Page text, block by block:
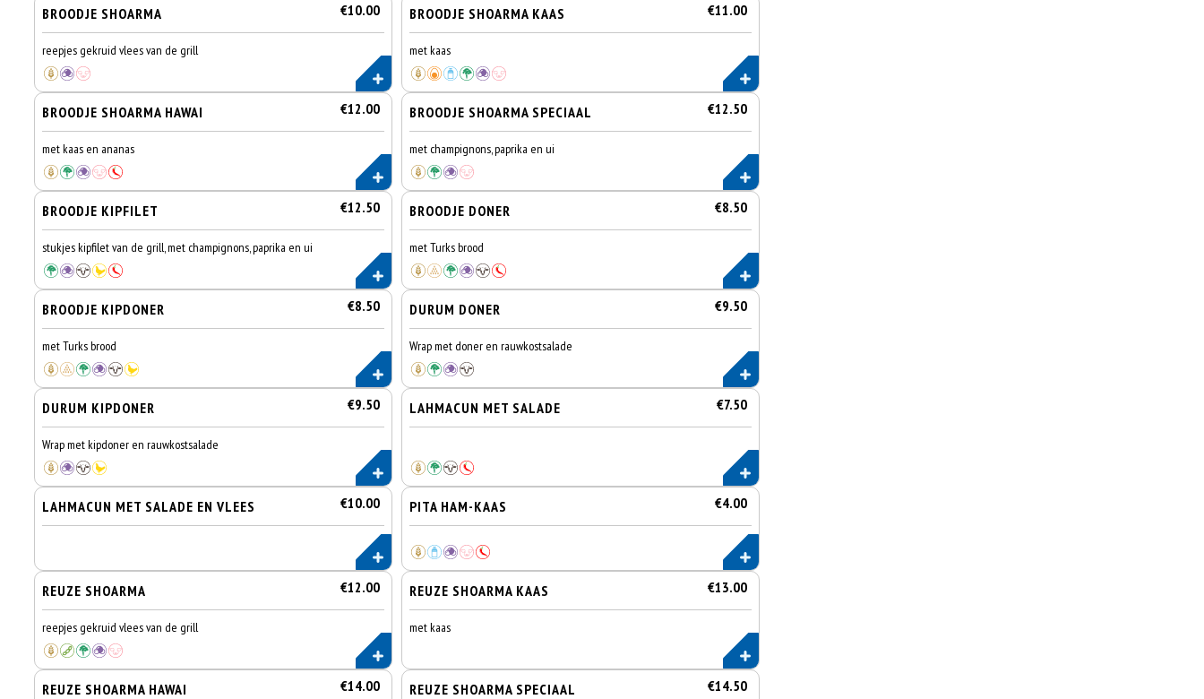
BROODJE SHOARMA €10.00
reepjes gekruid vlees van de grill
BROODJE SHOARMA KAAS €11.00
met kaas
BROODJE SHOARMA HAWAI €12.00
met kaas en ananas
BROODJE SHOARMA SPECIAAL €12.50
met champignons, paprika en ui
BROODJE KIPFILET €12.50
stukjes kipfilet van de grill, met champignons, paprika en ui
BROODJE DONER €8.50
met Turks brood
BROODJE KIPDONER €8.50
met Turks brood
DURUM DONER €9.50
Wrap met doner en rauwkostsalade
DURUM KIPDONER €9.50
Wrap met kipdoner en rauwkostsalade
LAHMACUN MET SALADE €7.50
LAHMACUN MET SALADE EN VLEES €10.00 PITA HAM-KAAS €4.00
REUZE SHOARMA €12.00
reepjes gekruid vlees van de grill
REUZE SHOARMA KAAS €13.00
met kaas
REUZE SHOARMA HAWAI €14.00 REUZE SHOARMA SPECIAAL €14.50